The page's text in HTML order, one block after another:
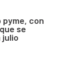
pyme, con
se
julio